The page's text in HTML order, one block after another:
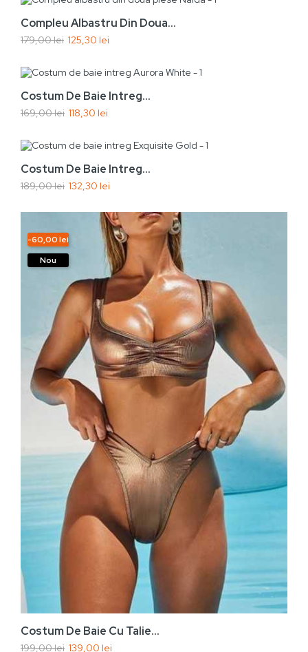
-30%
Nou
Compleu Albastru Din Doua...
179,00 lei 125,30 lei
-30%
Nou
Costum De Baie Intreg...
169,00 lei 118,30 lei
-30%
Nou
Costum De Baie Intreg...
189,00 lei 132,30 lei
-60,00 lei
Nou
Adaugă În Coș
Costum De Baie Cu Talie...
199,00 lei 139,00 lei